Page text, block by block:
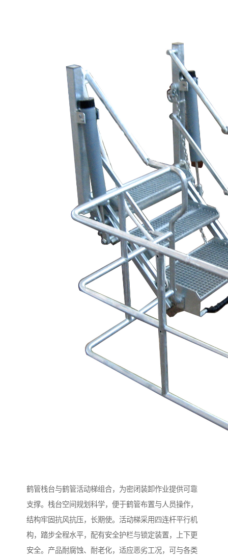
鹤管栈台与鹤管活动梯组合，为密闭装卸作业提供可靠
支撑。栈台空间规划科学，便于鹤管布置与人员操作，
结构牢固抗风抗压，长期使。活动梯采用四连杆平行机
构，踏步全程水平，配有安全护栏与锁定装置，上下更
安全。产品耐腐蚀、耐老化，适应恶劣工况，可与各类